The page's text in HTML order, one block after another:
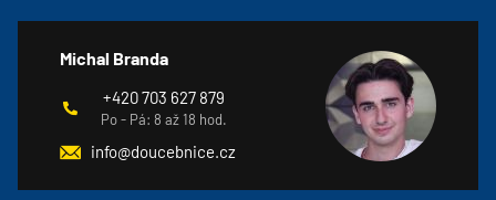
Michal Branda
+420 703 627 879
Po - Pá: 8 až 18 hod.
info@doucebnice.cz